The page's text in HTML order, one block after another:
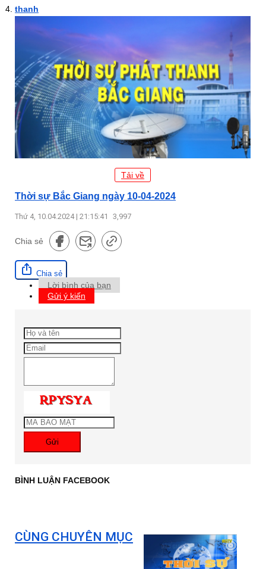
thanh
Tải về
Thời sự Bắc Giang ngày 10-04-2024
Thứ 4, 10.04.2024 | 21:15:41 3,997
Chia sẻ
Chia sẻ
Lời bình của bạn
Gửi ý kiến
Gửi
BÌNH LUẬN FACEBOOK
CÙNG CHUYÊN MỤC